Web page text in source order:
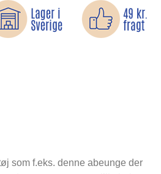
som f.eks. denne abeunge der